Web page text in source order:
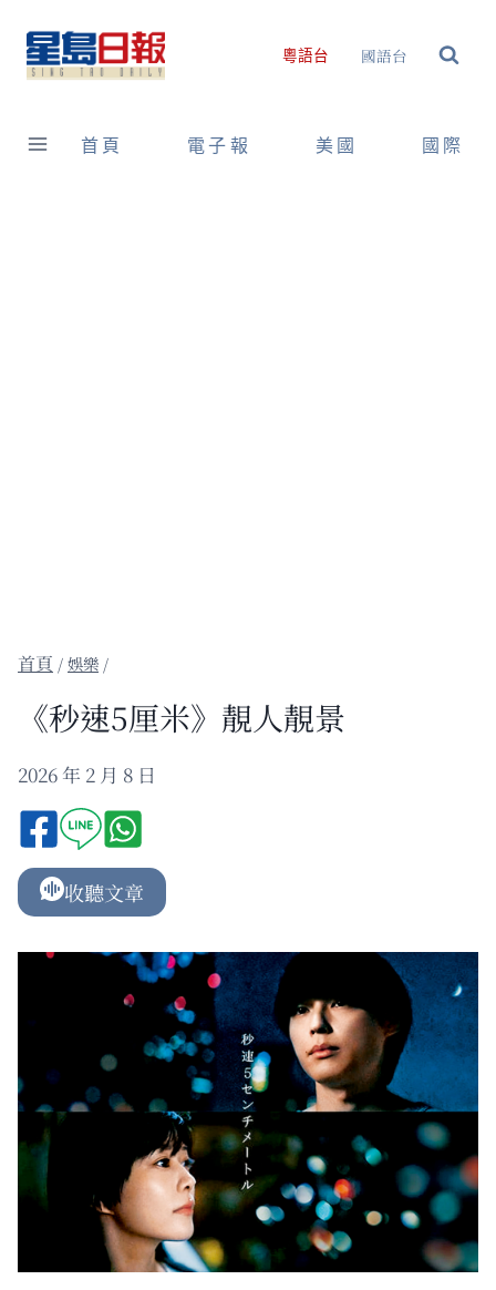
content
粵語台 國語台
首頁 電子報 美國 國際
/娛樂 /
《秒速5厘米》靚人靚景
2026 年 2 月 8 日
收聽文章